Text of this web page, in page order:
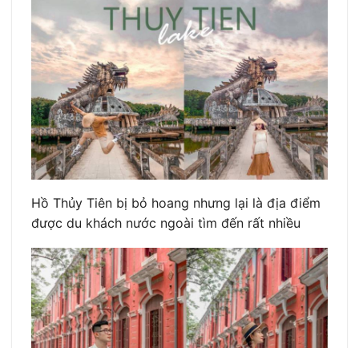
Hồ Thủy Tiên bị bỏ hoang nhưng lại là địa điểm
được du khách nước ngoài tìm đến rất nhiều